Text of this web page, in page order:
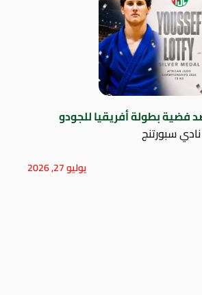
بطولة أفريقيا للجودو
سبورتنج
يوليو 27, 2026